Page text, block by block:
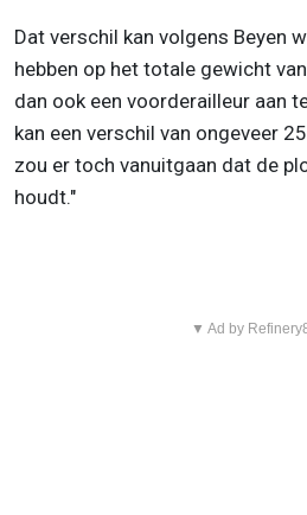
Dat verschil kan volgens Beyen
hebben op het totale gewicht
dan ook een voorderailleur aan
kan een verschil van ongeveer
zou er toch vanuitgaan dat de
houdt."
▼ Ad by